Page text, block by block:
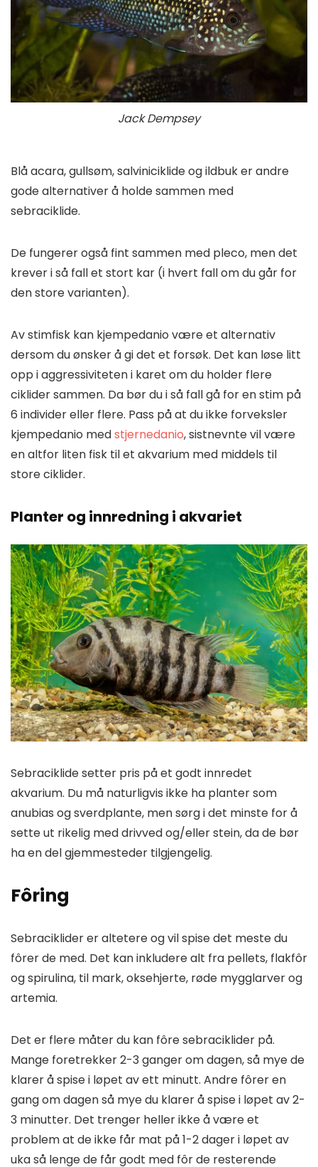
Jack Dempsey
Blå acara, gullsøm, salviniciklide og ildbuk er andre
gode alternativer å holde sammen med
sebraciklide.
De fungerer også fint sammen med pleco, men det
krever i så fall et stort kar (i hvert fall om du går for
den store varianten).
Av stimfisk kan kjempedanio være et alternativ
dersom du ønsker å gi det et forsøk. Det kan løse litt
opp i aggressiviteten i karet om du holder flere
ciklider sammen. Da bør du i så fall gå for en stim på
6 individer eller flere. Pass på at du ikke forveksler
kjempedanio medstjernedanio, sistnevnte vil være
en altfor liten fisk til et akvarium med middels til
store ciklider.
Planter og innredning i akvariet
Sebraciklide setter pris på et godt innredet
akvarium. Du må naturligvis ikke ha planter som
anubias og sverdplante, men sørg i det minste for å
sette ut rikelig med drivved og/eller stein, da de bør
ha en del gjemmesteder tilgjengelig.
Fôring
Sebraciklider er altetere og vil spise det meste du
fôrer de med. Det kan inkludere alt fra pellets, flakfôr
og spirulina, til mark, oksehjerte, røde mygglarver og
artemia.
Det er flere måter du kan fôre sebraciklider på.
Mange foretrekker 2-3 ganger om dagen, så mye de
klarer å spise i løpet av ett minutt. Andre fôrer en
gang om dagen så mye du klarer å spise i løpet av 2-
3 minutter. Det trenger heller ikke å være et
problem at de ikke får mat på 1-2 dager i løpet av
uka så lenge de får godt med fôr de resterende